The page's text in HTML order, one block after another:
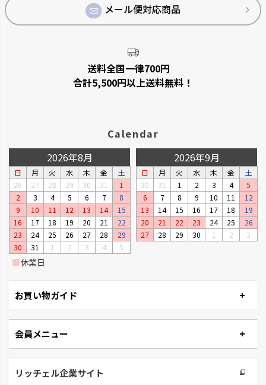
シンプルトーン
シンプルで機能的です。
バスカHA
浴室の壁面パネルとコーディネー
リュクレ
凹凸がなくお手入れしやすい形
状です。
ダスポット
使いやすい生活の必需品です。
メール便対応商品
送料全国一律700円
合計5,500円以上送料無料！
Calendar
2026年8月
日 月 火 水 木 金
土
26
27 28 29 30 31
1
2
3 4 5 6 7
8
9
10 11 12 13 14
15
16
17 18 19 20 21
22
23
24 25 26 27 28
29
30
31 1 2 3 4 5
2026年9月
日 月 火 水 木 金
土
30
31 1 2 3 4
5
6
7 8 9 10 11
12
13
14 15 16 17 18
19
20
21 22 23 24 25
26
27
28 29 30 1 2 3
■休業日
お買い物ガイド
会員メニュー
リッチェル企業サイト